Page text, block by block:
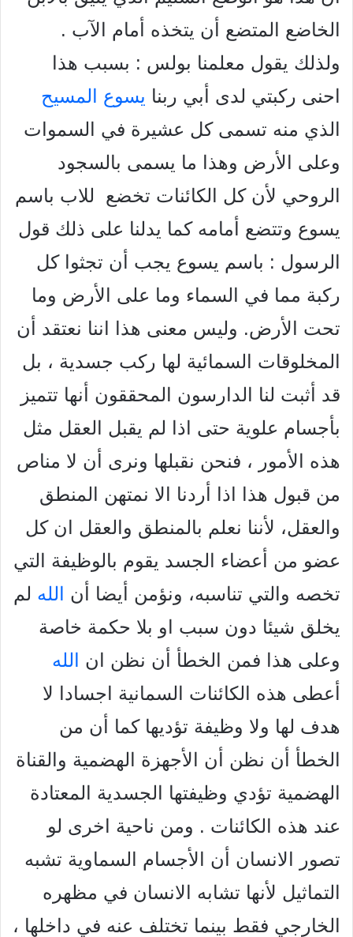
الخاضع المتضع أن يتخذه أمام الآب .
ولذلك يقول معلمنا بولس : بسبب هذا
احنى ركبتي لدى أبي ربنا يسوع المسيح
الذي منه تسمى كل عشيرة في السموات
وعلى الأرض وهذا ما يسمى بالسجود
الروحي لأن كل الكائنات تخضع
للاب باسم
يسوع وتتضع أمامه كما يدلنا على ذلك قول
الرسول : باسم يسوع يجب أن تجثوا كل
ركبة مما في السماء وما على الأرض وما
تحت الأرض. وليس معنى هذا اننا نعتقد أن
المخلوقات السمائية لها ركب جسدية ، بل
قد أثبت لنا الدارسون المحققون أنها تتميز
بأجسام علوية حتى اذا لم يقبل العقل مثل
هذه الأمور ، فنحن نقبلها ونرى أن لا مناص
من قبول هذا اذا أردنا الا نمتهن المنطق
والعقل، لأننا نعلم بالمنطق والعقل ان كل
عضو من أعضاء الجسد يقوم بالوظيفة التي
تخصه والتي تناسبه، ونؤمن أيضا أن
الله لم
يخلق شيئا دون سبب او بلا حكمة خاصة
وعلى هذا فمن الخطأ أن نظن ان
الله
أعطى هذه الكائنات السمانية اجسادا لا
هدف لها ولا وظيفة تؤديها كما أن من
الخطأ أن نظن أن الأجهزة الهضمية والقناة
الهضمية تؤدي وظيفتها الجسدية المعتادة
عند هذه الكائنات . ومن ناحية اخرى لو
تصور الانسان أن الأجسام السماوية تشبه
التماثيل لأنها تشابه الانسان في مظهره
الخارجي فقط بينما تختلف عنه في داخلها ،